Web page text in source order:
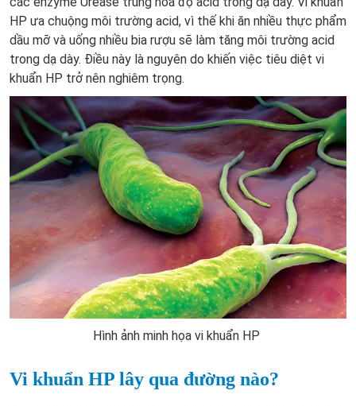
HP ưa chuộng môi trường acid, vì thế khi ăn nhiều thực phẩm
dầu mỡ và uống nhiều bia rượu sẽ làm tăng môi trường acid
trong dạ dày. Điều này là nguyên do khiến việc tiêu diệt vi
khuẩn HP trở nên nghiêm trọng.
Hình ảnh minh họa vi khuẩn HP
Vi khuẩn HP lây qua đường nào?